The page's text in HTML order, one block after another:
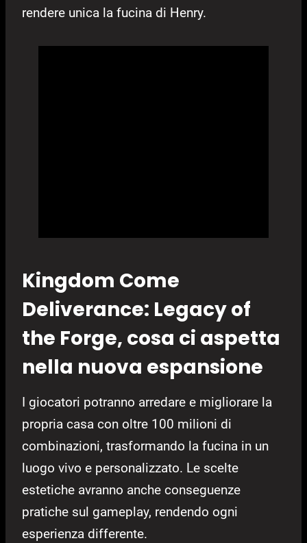
rendere unica la fucina di Henry.
Kingdom Come
Deliverance: Legacy of
the Forge, cosa ci aspetta
nella nuova espansione
I giocatori potranno arredare e migliorare la
propria casa con oltre 100 milioni di
combinazioni, trasformando la fucina in un
luogo vivo e personalizzato. Le scelte
estetiche avranno anche conseguenze
pratiche sul gameplay, rendendo ogni
esperienza differente.